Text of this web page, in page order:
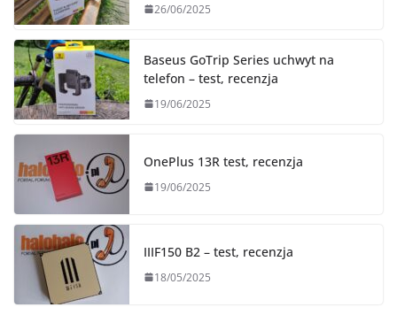
26/06/2025
Baseus GoTrip Series uchwyt na
telefon – test, recenzja
19/06/2025
OnePlus 13R test, recenzja
19/06/2025
IIIF150 B2 – test, recenzja
18/05/2025